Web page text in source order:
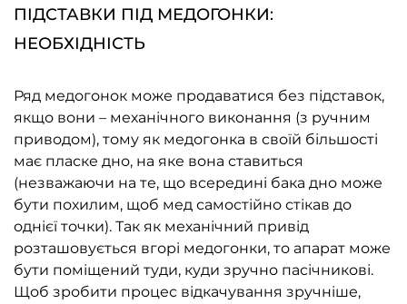
ПІДСТАВКИ ПІД МЕДОГОНКИ:
НЕОБХІДНІСТЬ
Ряд медогонок може продаватися без підставок,
якщо вони – механічного виконання (з ручним
приводом), тому як медогонка в своїй більшості
має пласке дно, на яке вона ставиться
(незважаючи на те, що всередині бака дно може
бути похилим, щоб мед самостійно стікав до
однієї точки). Так як механічний привід
розташовується вгорі медогонки, то апарат може
бути поміщений туди, куди зручно пасічникові.
Щоб зробити процес відкачування зручніше,